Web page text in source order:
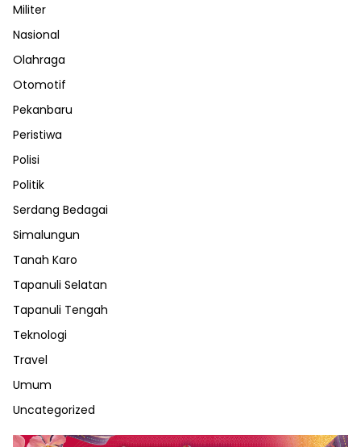
Militer
Nasional
Olahraga
Otomotif
Pekanbaru
Peristiwa
Polisi
Politik
Serdang Bedagai
Simalungun
Tanah Karo
Tapanuli Selatan
Tapanuli Tengah
Teknologi
Travel
Umum
Uncategorized